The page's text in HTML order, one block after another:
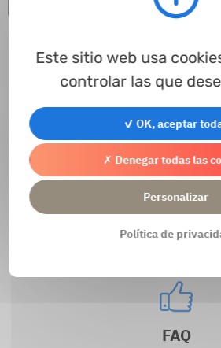
Contacto
Ir al formulario de
FAQ
Este sitio web usa
controlar las que
✓ OK, aceptar
✗ Denegar todas las
Personalizar
Política de